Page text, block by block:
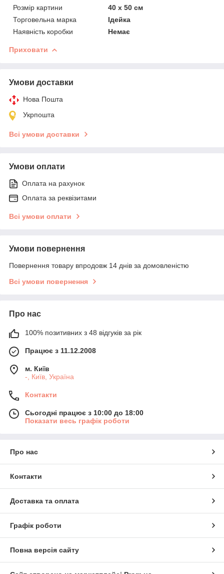
Розмір картини
40 х 50 см
Торговельна марка
Ідейка
Наявність коробки
Немає
Приховати
Умови доставки
Нова Пошта
Укрпошта
Всі умови доставки
Умови оплати
Оплата на рахунок
Оплата за реквізитами
Всі умови оплати
Умови повернення
Повернення товару впродовж 14 днів за домовленістю
Всі умови повернення
Про нас
100% позитивних з 48 відгуків за рік
Працює з 11.12.2008
м. Київ
-, Київ, Україна
Контакти
Сьогодні працює з 10:00 до 18:00
Показати весь графік роботи
Про нас
Контакти
Доставка та оплата
Графік роботи
Повна версія сайту